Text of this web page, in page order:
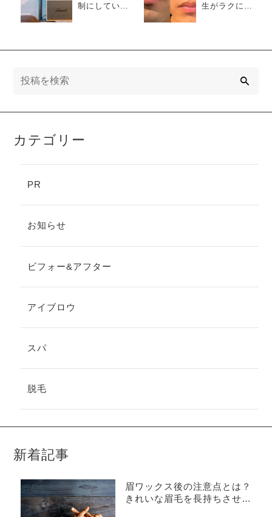
制にしている
生がラクにな
カテゴリー
PR
お知らせ
ビフォー&アフター
アイブロウ
スパ
脱毛
新着記事
眉ワックス後の注意点とは？
きれいな眉毛を長持ちさせる